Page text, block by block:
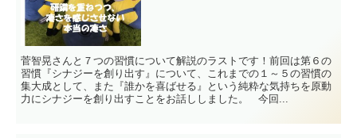
菅智晃さんと７つの習慣について解説のラストです！前回は第６の
習慣『シナジーを創り出す』について、これまでの１～５の習慣の
集大成として、また『誰かを喜ばせる』という純粋な気持ちを原動
力にシナジーを創り出すことをお話ししました。 今回...